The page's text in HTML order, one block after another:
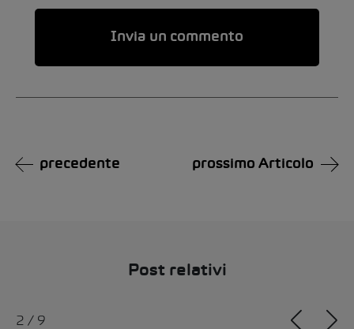
precedente prossimo Articolo
Post relativi
2 / 9